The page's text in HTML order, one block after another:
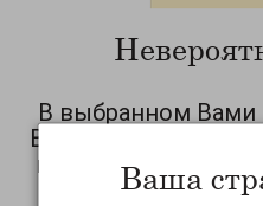
В выбранном Вами
Возможно, Вы
исключают показ
Вам
Ваша